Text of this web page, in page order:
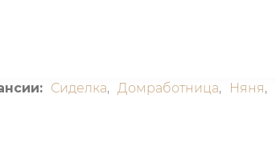
Сиделка, Домработница, Няня,